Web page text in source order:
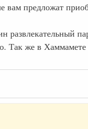
вам предложат
развлекательный
же в Хаммамете